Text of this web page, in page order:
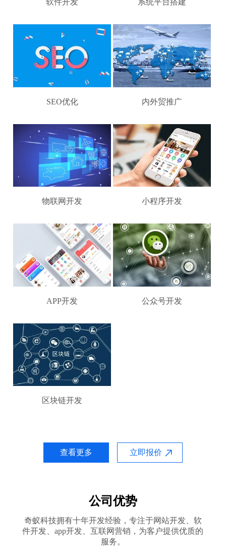
软件开发 系统平台搭建
SEO优化 内外贸推广
物联网开发 小程序开发
APP开发 公众号开发
区块链开发
查看更多 立即报价
公司优势
奇蚁科技拥有十年开发经验，专注于网站开发、软
件开发、app开发、互联网营销，为客户提供优质的
服务。